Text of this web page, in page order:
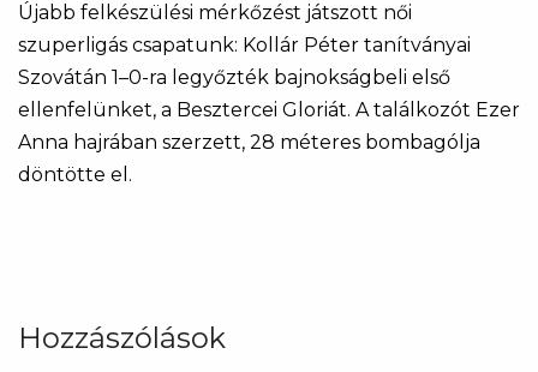
Újabb felkészülési mérkőzést játszott női
szuperligás csapatunk: Kollár Péter tanítványai
Szovátán 1–0-ra legyőzték bajnokságbeli első
ellenfelünket, a Besztercei Gloriát. A találkozót Ezer
Anna hajrában szerzett, 28 méteres bombagólja
döntötte el.
Hozzászólások